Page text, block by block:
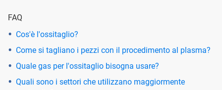
FAQ
Cos'è l'ossitaglio?
Come si tagliano i pezzi con il procedimento al plasma?
Quale gas per l'ossitaglio bisogna usare?
Quali sono i settori che utilizzano maggiormente